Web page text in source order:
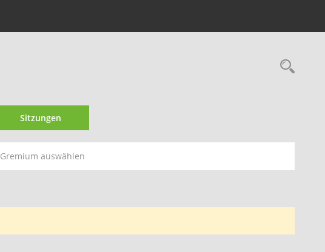
Sitzungen
Gremium auswählen